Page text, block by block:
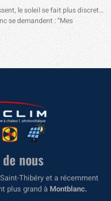
le soleil se fait plus discret…
se demandent : “Mes
nous
Thibéry et a récemment
plus grand à Montblanc.